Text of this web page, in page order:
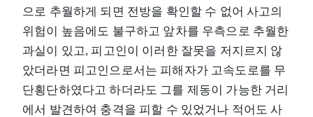
으로 추월하게 되면 전방을 확인할 수 없어 사고의
위험이 높음에도 불구하고 앞차를 우측으로 추월한
과실이 있고, 피고인이 이러한 잘못을 저지르지 않
았더라면 피고인으로서는 피해자가 고속도로를 무
단횡단하였다고 하더라도 그를 제동이 가능한 거리
에서 발견하여 충격을 피할 수 있었거나 적어도 사